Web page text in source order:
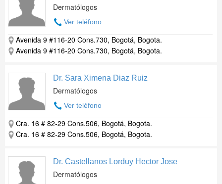
Dermatólogos
Ver teléfono
Avenida 9 #116-20 Cons.730, Bogotá, Bogota.
Avenida 9 #116-20 Cons.730, Bogotá, Bogota.
Dr. Sara Ximena Diaz Ruiz
Dermatólogos
Ver teléfono
Cra. 16 # 82-29 Cons.506, Bogotá, Bogota.
Cra. 16 # 82-29 Cons.506, Bogotá, Bogota.
Dr. Castellanos Lorduy Hector Jose
Dermatólogos